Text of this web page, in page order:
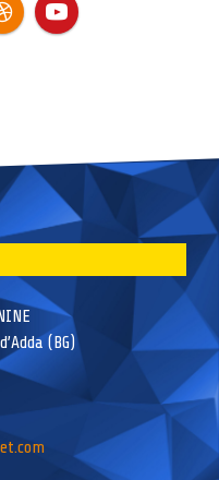
(BG)